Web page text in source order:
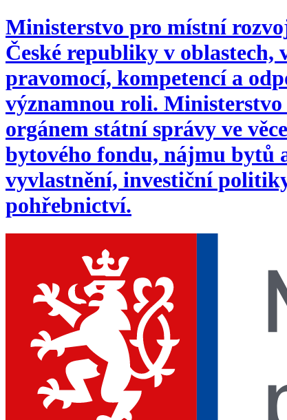
Ministerstvo pro místní
České republiky v
pravomocí, kompetencí a
významnou roli. Ministerstvo
orgánem státní správy ve
bytového fondu, nájmu bytů
vyvlastnění, investiční
pohřebnictví.